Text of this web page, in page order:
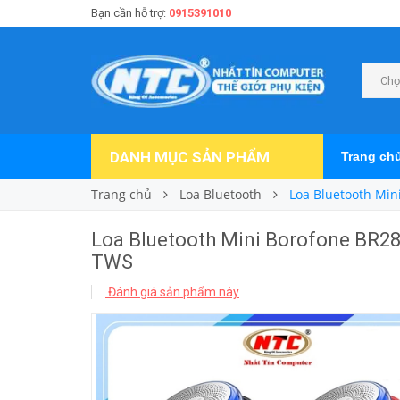
Bạn cần hỗ trợ: 0915391010
DANH MỤC SẢN PHẨM Trang
Trang chủ Loa Bluetooth Loa Bluetooth Mini
Loa Bluetooth Mini Borofone BR28
TWS
Đánh giá sản phẩm này